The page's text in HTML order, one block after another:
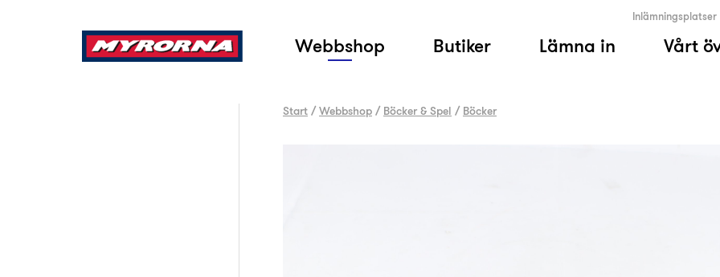
Webbshop Butiker Lämna in Vårt
Inlämningsplatser
Start /Webbshop / Böcker & Spel / Böcker